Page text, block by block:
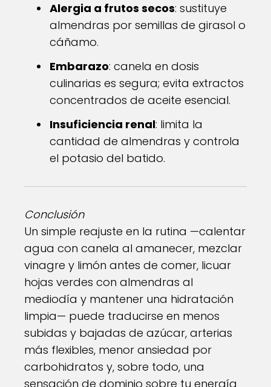
Alergia a frutos secos: sustituye
almendras por semillas de girasol o
cáñamo.
Embarazo: canela en dosis
culinarias es segura; evita extractos
concentrados de aceite esencial.
Insuficiencia renal: limita la
cantidad de almendras y controla
el potasio del batido.
Conclusión
Un simple reajuste en la rutina —calentar
agua con canela al amanecer, mezclar
vinagre y limón antes de comer, licuar
hojas verdes con almendras al
mediodía y mantener una hidratación
limpia— puede traducirse en menos
subidas y bajadas de azúcar, arterias
más flexibles, menor ansiedad por
carbohidratos y, sobre todo, una
sensación de dominio sobre tu energía